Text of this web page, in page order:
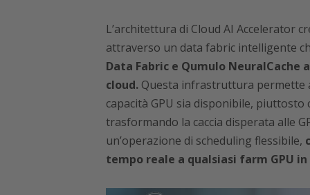
L’architettura di Cloud AI Accelerator
attraverso un data fabric intelligente
Data Fabric e Qumulo
cloud.Questa infrastruttura permette
capacità GPU sia disponibile,
trasformando la caccia disperata alle
un’operazione di scheduling flessibile,
tempo reale a qualsiasi farm GPU